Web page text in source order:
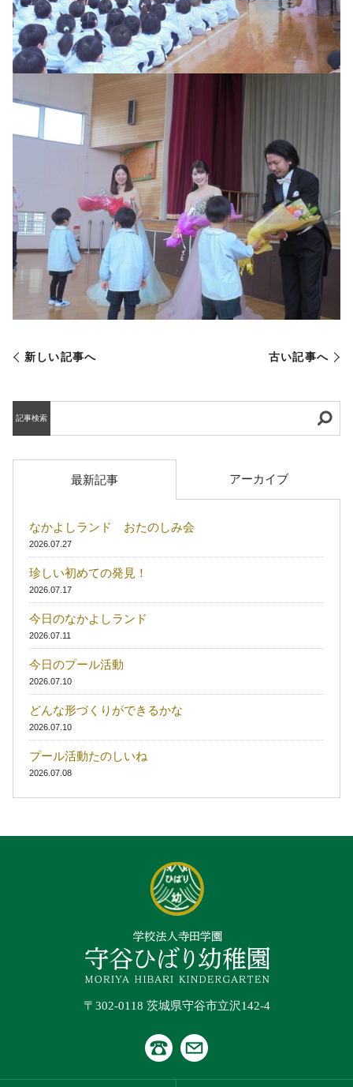
新しい記事へ 古い記事へ
記事検索
最新記事 アーカイブ
なかよしランド おたのしみ会
2026.07.27
珍しい初めての発見！
2026.07.17
今日のなかよしランド
2026.07.11
今日のプール活動
2026.07.10
どんな形づくりができるかな
2026.07.10
プール活動たのしいね
2026.07.08
〒302-0118 茨城県守谷市立沢142-4